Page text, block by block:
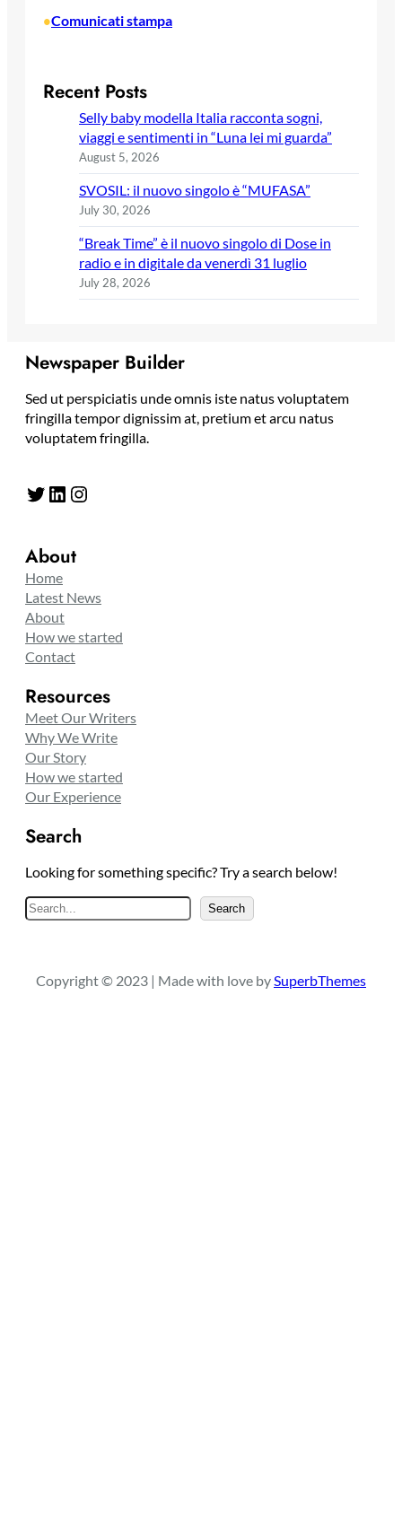
•Comunicati stampa
Recent Posts
Selly baby modella Italia racconta sogni,
viaggi e sentimenti in “Luna lei mi guarda”
August 5, 2026
SVOSIL: il nuovo singolo è “MUFASA”
July 30, 2026
“Break Time” è il nuovo singolo di Dose in
radio e in digitale da venerdì 31 luglio
July 28, 2026
Newspaper Builder
Sed ut perspiciatis unde omnis iste natus voluptatem
fringilla tempor dignissim at, pretium et arcu natus
voluptatem fringilla.
Twitter LinkedIn Instagram
About
Home
Latest News
About
How we started
Contact
Resources
Meet Our Writers
Why We Write
Our Story
How we started
Our Experience
Search
Looking for something specific? Try a search below!
S
e
c
Search
Copyright © 2023 | Made with love by SuperbThemes